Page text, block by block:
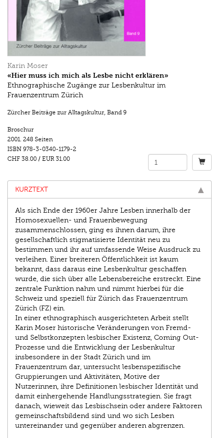
Karin Moser
«Hier muss ich mich als Lesbe nicht erklären»
Ethnographische Zugänge zur Lesbenkultur im
Frauenzentrum Zürich
Zürcher Beiträge zur Alltagskultur, Band 9
Broschur
2001. 248 Seiten
ISBN 978-3-0340-1179-2
CHF 38.00 / EUR 31.00
KURZTEXT
Als sich Ende der 1960er Jahre Lesben innerhalb der
Homosexuellen- und Frauenbewegung
zusammenschlossen, ging es ihnen darum, ihre
gesellschaftlich stigmatisierte Identität neu zu
bestimmen und ihr auf umfassende Weise Ausdruck zu
verleihen. Einer breiteren Öffentlichkeit ist kaum
bekannt, dass daraus eine Lesbenkultur geschaffen
wurde, die sich über alle Lebensbereiche erstreckt. Eine
zentrale Funktion nahm und nimmt hierbei für die
Schweiz und speziell für Zürich das Frauenzentrum
Zürich (FZ) ein.
In einer ethnographisch ausgerichteten Arbeit stellt
Karin Moser historische Veränderungen von Fremd-
und Selbstkonzepten lesbischer Existenz, Coming Out-
Prozesse und die Entwicklung der Lesbenkultur
insbesondere in der Stadt Zürich und im
Frauenzentrum dar, untersucht lesbenspezifische
Gruppierungen und Aktivitäten, Motive der
Nutzerinnen, ihre Definitionen lesbischer Identität und
damit einhergehende Handlungsstrategien. Sie fragt
danach, wieweit das Lesbischsein oder andere Faktoren
gemeinschaftsbildend sind und wo sich Lesben
untereinander und gegenüber anderen abgrenzen.